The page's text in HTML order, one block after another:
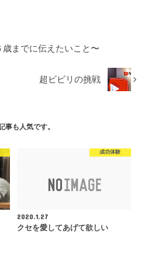
までに伝えたいこと〜
超ビビリの挑戦
事も人気です。
成功体験
2020.1.27
クセを愛してあげて欲しい